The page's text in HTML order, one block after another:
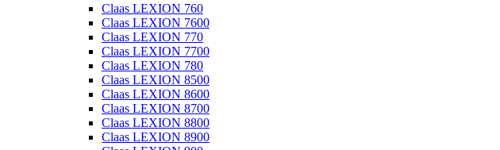
Claas LEXION 760
Claas LEXION 7600
Claas LEXION 770
Claas LEXION 7700
Claas LEXION 780
Claas LEXION 8500
Claas LEXION 8600
Claas LEXION 8700
Claas LEXION 8800
Claas LEXION 8900